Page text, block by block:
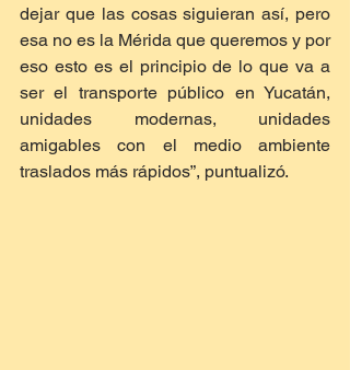
dejar que las cosas siguieran así, pero
esa no es la Mérida que queremos y por
eso esto es el principio de lo que va a
ser el transporte público en Yucatán,
unidades modernas, unidades
amigables con el medio ambiente
traslados más rápidos”, puntualizó.